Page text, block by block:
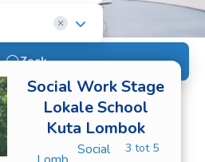
×
Zoek
Social Work Stage
Lokale School
Kuta Lombok
Social
3 tot 5